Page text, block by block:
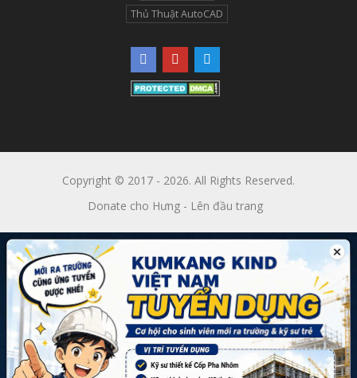
Thủ Thuật AutoCAD
Copyright © 2017 - 2026. All Rights Reserved.
Donate cho Hưng- Lên đầu trang